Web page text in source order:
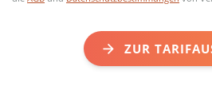
ZUR